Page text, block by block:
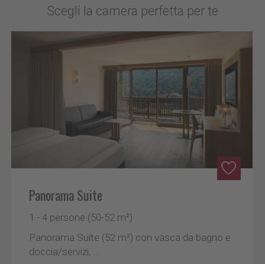
Scegli la camera perfetta per te
Panorama Suite
1 - 4 persone (50-52 m²)
Panorama Suite (52 m²) con vasca da bagno e
doccia/servizi, ...